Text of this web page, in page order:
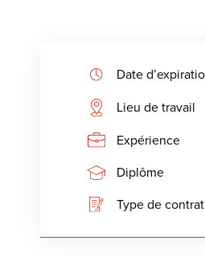
Date
Lieu de travail
Expérience
Diplôme
Type de contrat